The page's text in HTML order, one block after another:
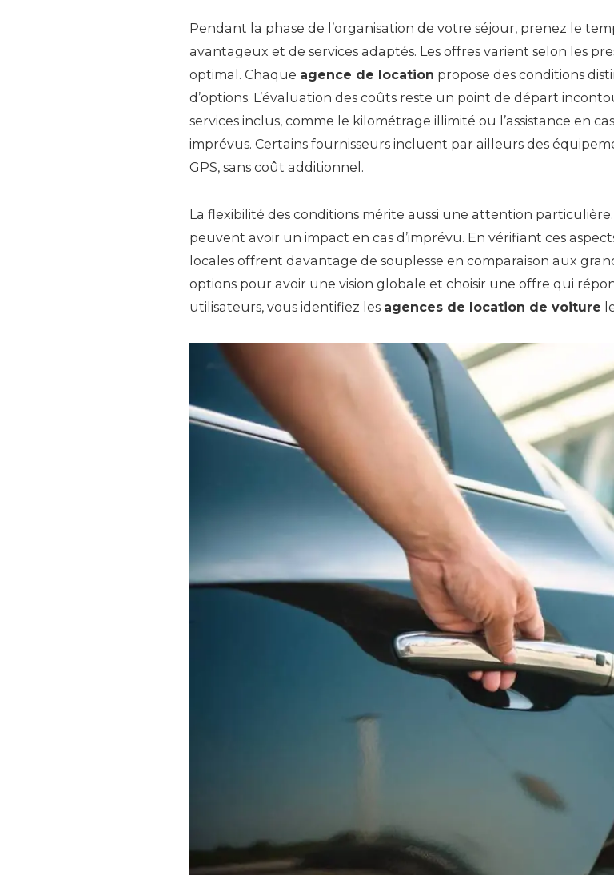
Pendant la phase de l’organisation de votre séjour, prenez le
avantageux et de services adaptés. Les offres varient selon les
optimal. Chaque agence de location propose des conditions
d’options. L’évaluation des coûts reste un point de départ
services inclus, comme le kilométrage illimité ou l’assistance en
imprévus. Certains fournisseurs incluent par ailleurs des
GPS, sans coût additionnel.
La flexibilité des conditions mérite aussi une attention
peuvent avoir un impact en cas d’imprévu. En vérifiant ces
locales offrent davantage de souplesse en comparaison aux
options pour avoir une vision globale et choisir une offre qui
utilisateurs, vous identifiez les agences de location de voiture